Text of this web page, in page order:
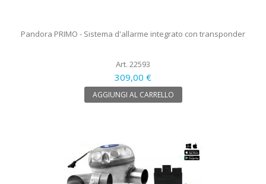
Pandora PRIMO - Sistema d'allarme integrato con transponder
Art. 22593
309,00 €
AGGIUNGI AL CARRELLO